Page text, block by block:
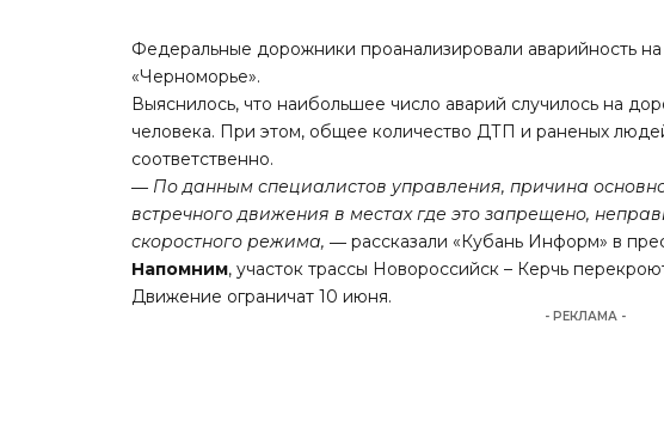
Федеральные дорожники проанализировали аварийность
«Черноморье».
Выяснилось, что наибольшее число аварий случилось на
человека. При этом, общее количество ДТП и раненых
соответственно.
― По данным специалистов управления, причина
встречного движения в местах где это запрещено,
скоростного режима,― рассказали «Кубань Информ» в
Напомним, участок трассы Новороссийск – Керчь
Движение ограничат 10 июня.
- РЕКЛАМА -